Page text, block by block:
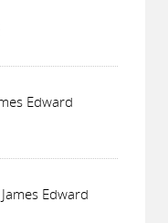
Edward
Edward